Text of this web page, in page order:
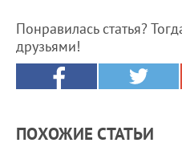
Понравилась статья?
друзьями!
ПОХОЖИЕ СТАТЬИ